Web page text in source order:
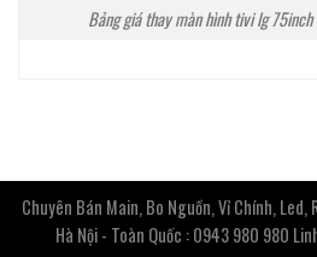
Bảng giá thay màn hình tivi lg 75inch
Chuyên Bán Main, Bo Nguồn, Vỉ Chính,
Hà Nội - Toàn Quốc : 0943 980 980